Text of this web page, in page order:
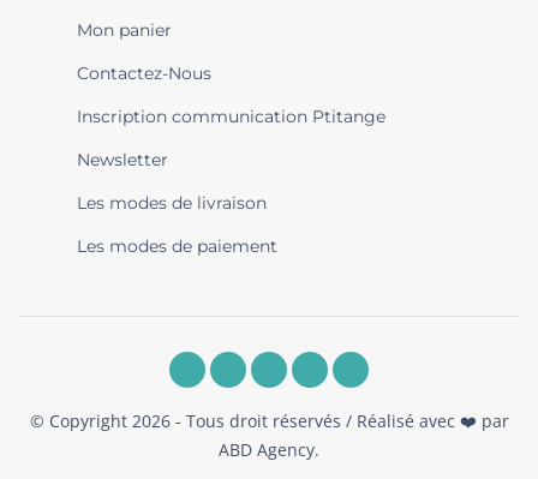
Mon panier
Contactez-Nous
Inscription communication Ptitange
Newsletter
Les modes de livraison
Les modes de paiement
© Copyright 2026 - Tous droit réservés / Réalisé avec ❤️ par
ABD Agency.